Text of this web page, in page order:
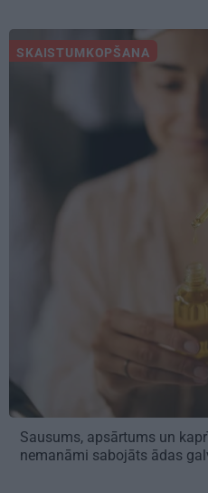
SKAISTUMKOPŠANA
Sausums, apsārtums un
nemanāmi sabojāts ādas